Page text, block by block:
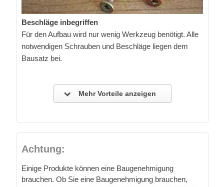
Beschläge inbegriffen
Für den Aufbau wird nur wenig Werkzeug benötigt. Alle
notwendigen Schrauben und Beschläge liegen dem
Bausatz bei.
Mehr Vorteile anzeigen
Achtung:
Einige Produkte können eine Baugenehmigung
brauchen. Ob Sie eine Baugenehmigung brauchen,